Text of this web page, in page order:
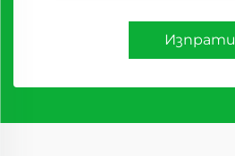
Изпрати